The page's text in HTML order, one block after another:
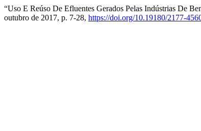
“Uso E Reúso De Efluentes Gerados Pelas Indústrias De
outubro de 2017, p. 7-28, https://doi.org/10.19180/2177-